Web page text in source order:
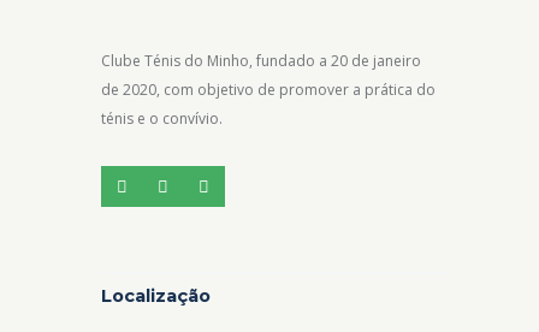
Clube Ténis do Minho, fundado a 20 de janeiro
de 2020, com objetivo de promover a prática do
ténis e o convívio.
Localização